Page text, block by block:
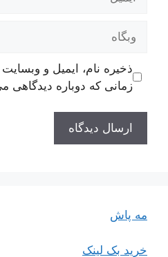
وبگاه
ذخیره نام، ایمیل و
زمانی که دوباره دیدگاهی
مه پاش
خرید بک لینک